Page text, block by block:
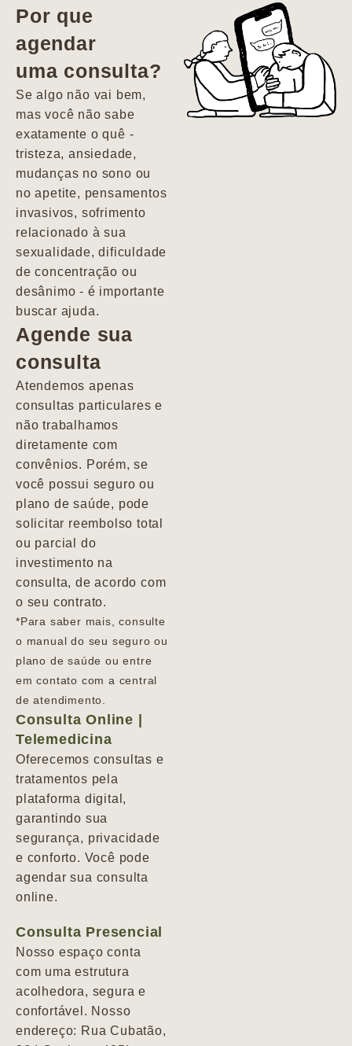
vida. Ela me
encontrou num
estado misto de
depressão e
agitação com
pensamentos
Por que
agendar
uma consulta?
Se algo não vai bem,
mas você não sabe
exatamente o quê -
tristeza, ansiedade,
mudanças no sono ou
no apetite, pensamentos
invasivos, sofrimento
relacionado à sua
sexualidade, dificuldade
de concentração ou
desânimo - é importante
buscar ajuda.
Agende sua
consulta
Atendemos apenas
consultas particulares e
não trabalhamos
diretamente com
convênios. Porém, se
você possui seguro ou
plano de saúde, pode
solicitar reembolso total
ou parcial do
investimento na
consulta, de acordo com
o seu contrato.
*Para saber mais, consulte
o manual do seu seguro ou
plano de saúde ou entre
em contato com a central
de atendimento.
Consulta Online |
Telemedicina
Oferecemos consultas e
tratamentos pela
plataforma digital,
garantindo sua
segurança, privacidade
e conforto. Você pode
agendar sua consulta
online.
Consulta Presencial
Nosso espaço conta
com uma estrutura
acolhedora, segura e
confortável. Nosso
endereço: Rua Cubatão,